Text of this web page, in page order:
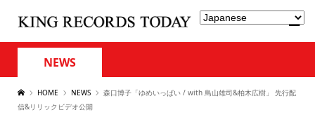
NEWS
HOME NEWS
森口博子「ゆめいっぱい / with 鳥山雄司&柏木広樹」 先行配
信&リリックビデオ公開